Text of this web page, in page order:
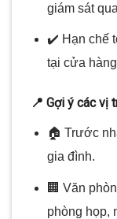
giám sát
✔️ Hạn chế
tại cửa
📍 Gợi ý các vị
🏠 Trước
gia đình.
🏢 Văn
phòng họp,